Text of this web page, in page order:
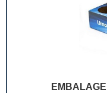
prender qualquer
exposição em
das solapas para
modo que se